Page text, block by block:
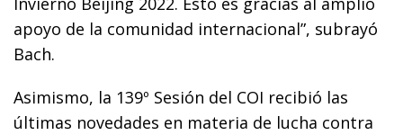
apoyo de la comunidad internacional”, subrayó
Bach.
Asimismo, la 139º Sesión del COI recibió las
últimas novedades en materia de lucha contra